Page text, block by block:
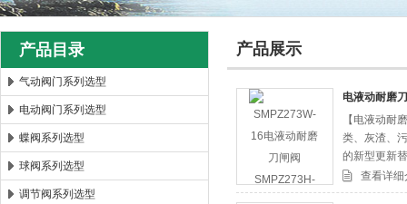
郑州森玛自控阀门有限公司
产品目录
气动阀门系列选型
电动阀门系列选型
蝶阀系列选型
球阀系列选型
调节阀系列选型
产品展示
电液动耐磨
【电液动耐
类、灰渣、
的新型更新
查看详细